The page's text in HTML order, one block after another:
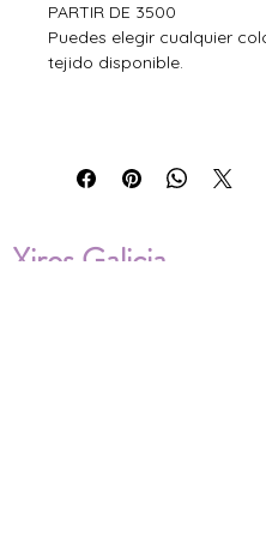
PARTIR DE 3500
Puedes elegir cualquier
tejido disponible.
Xiros Galicia